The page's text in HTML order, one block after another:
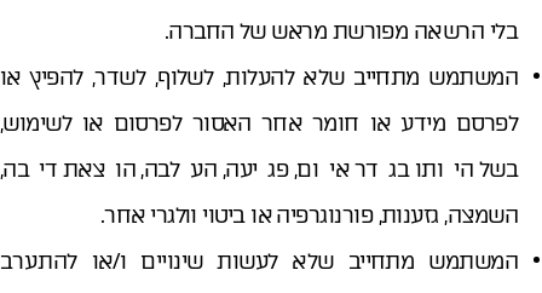
בלי הרשאה מפורשת מראש של החברה.
המשתמש מתחייב שלא להעלות, לשלוף, לשדר, להפיץ או
לפרסם מידע או חומר אחר האסור לפרסום או לשימוש,
בשל היותו בגדר איום, פגיעה, העלבה, הוצאת דיבה,
השמצה, גזענות, פורנוגרפיה או ביטוי וולגרי אחר.
המשתמש מתחייב שלא לעשות שינויים ו/או להתערב
תודה, פרטיך התקבלו
נציגנו ישובו אליך בהקדם.